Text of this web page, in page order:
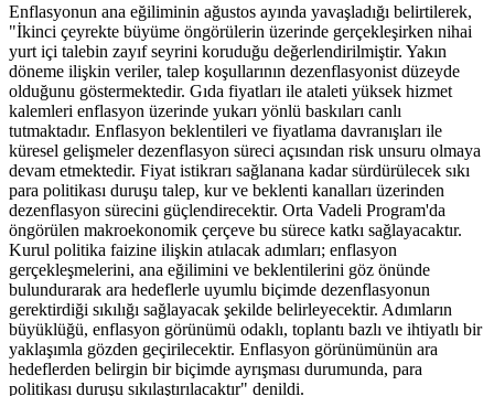
Enflasyonun ana eğiliminin ağustos ayında yavaşladığı belirtilerek,
"İkinci çeyrekte büyüme öngörülerin üzerinde gerçekleşirken nihai
yurt içi talebin zayıf seyrini koruduğu değerlendirilmiştir. Yakın
döneme ilişkin veriler, talep koşullarının dezenflasyonist düzeyde
olduğunu göstermektedir. Gıda fiyatları ile ataleti yüksek hizmet
kalemleri enflasyon üzerinde yukarı yönlü baskıları canlı
tutmaktadır. Enflasyon beklentileri ve fiyatlama davranışları ile
küresel gelişmeler dezenflasyon süreci açısından risk unsuru olmaya
devam etmektedir. Fiyat istikrarı sağlanana kadar sürdürülecek sıkı
para politikası duruşu talep, kur ve beklenti kanalları üzerinden
dezenflasyon sürecini güçlendirecektir. Orta Vadeli Program'da
öngörülen makroekonomik çerçeve bu sürece katkı sağlayacaktır.
Kurul politika faizine ilişkin atılacak adımları; enflasyon
gerçekleşmelerini, ana eğilimini ve beklentilerini göz önünde
bulundurarak ara hedeflerle uyumlu biçimde dezenflasyonun
gerektirdiği sıkılığı sağlayacak şekilde belirleyecektir. Adımların
büyüklüğü, enflasyon görünümü odaklı, toplantı bazlı ve ihtiyatlı bir
yaklaşımla gözden geçirilecektir. Enflasyon görünümünün ara
hedeflerden belirgin bir biçimde ayrışması durumunda, para
politikası duruşu sıkılaştırılacaktır" denildi.